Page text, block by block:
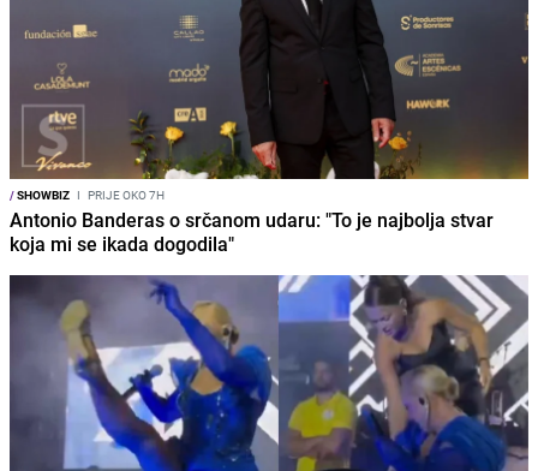
/SHOWBIZ I PRIJE OKO 7H
Antonio Banderas o srčanom udaru: "To je najbolja stvar
koja mi se ikada dogodila"